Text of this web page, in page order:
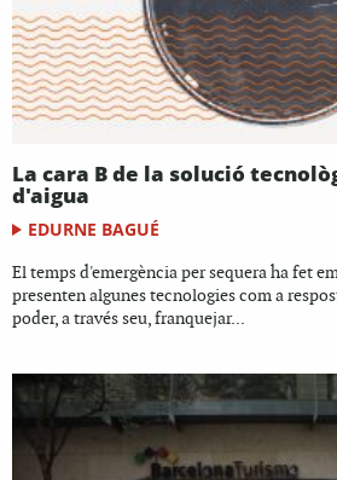
La cara B de la solució
d'aigua
EDURNE BAGUÉ
El temps d'emergència per sequera ha fet
presenten algunes tecnologies com a
poder, a través seu, franquejar...